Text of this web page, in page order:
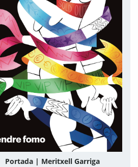
Portada | Meritxell Garriga